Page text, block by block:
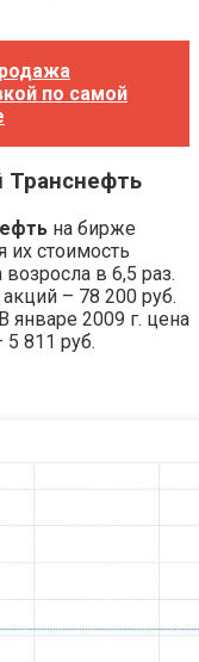
по самой
Транснефть
на бирже
их стоимость
в 6,5 раз.
– 78 200 руб.
январе 2009 г. цена
811 руб.